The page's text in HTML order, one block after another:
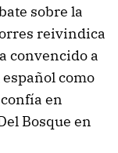
sobre la
reivindica
convencido a
como
en
Bosque en